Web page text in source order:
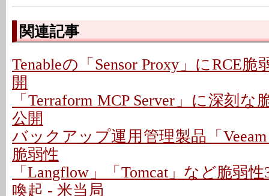
関連記事
Tenableの「Sensor Proxy」にRCE
開
「Terraform MCP Server」に深刻
公開
バックアップ運用管理製品「
脆弱性
「Langflow」「Tomcat」など脆弱
喚起 - 米当局